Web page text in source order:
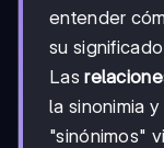
entender
su
Las
la sinonimia
"sinónimos"